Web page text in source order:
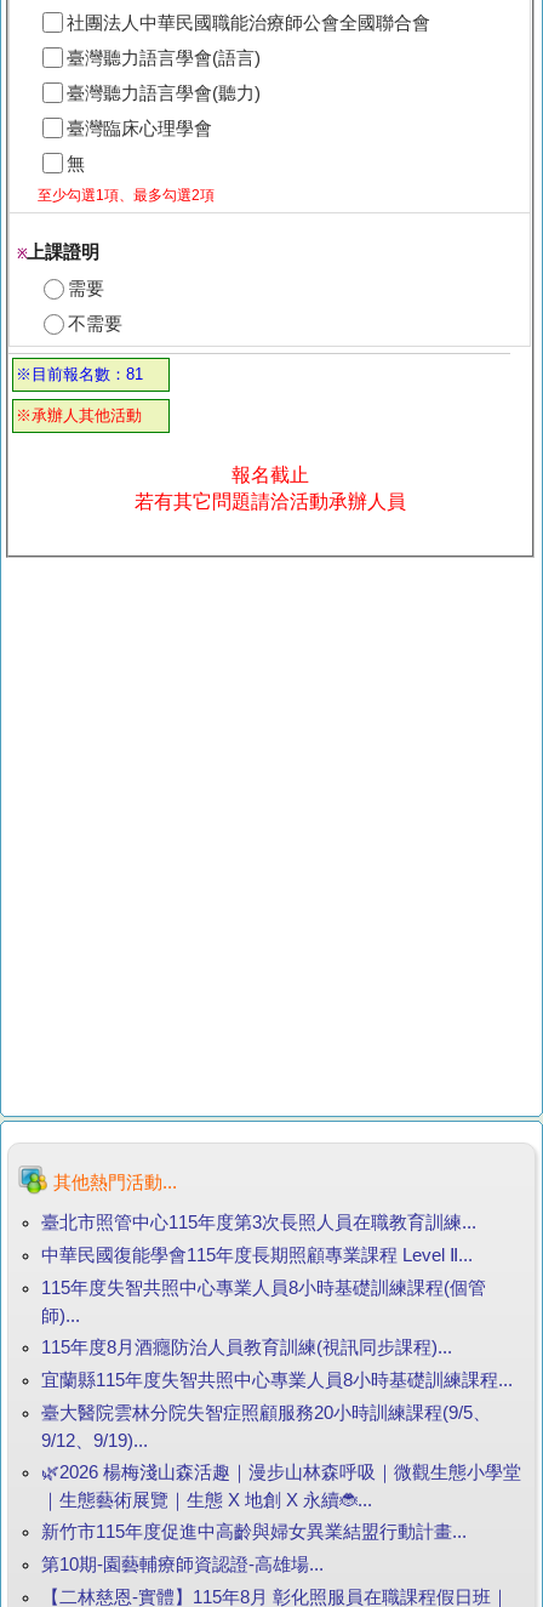
社團法人中華民國職能治療師公會全國聯合會
臺灣聽力語言學會(語言)
臺灣聽力語言學會(聽力)
臺灣臨床心理學會
無
至少勾選1項、最多勾選2項
※上課證明
需要
不需要
※目前報名數：81
※承辦人其他活動
報名截止
若有其它問題請洽活動承辦人員
其他熱門活動...
臺北市照管中心115年度第3次長照人員在職教育訓練...
中華民國復能學會115年度長期照顧專業課程 Level Ⅱ...
115年度失智共照中心專業人員8小時基礎訓練課程(個管
師)...
115年度8月酒癮防治人員教育訓練(視訊同步課程)...
宜蘭縣115年度失智共照中心專業人員8小時基礎訓練課程...
臺大醫院雲林分院失智症照顧服務20小時訓練課程(9/5、
9/12、9/19)...
🌿2026 楊梅淺山森活趣｜漫步山林森呼吸｜微觀生態小學堂
｜生態藝術展覽｜生態 X 地創 X 永續🐞...
新竹市115年度促進中高齡與婦女異業結盟行動計畫...
第10期-園藝輔療師資認證-高雄場...
【二林慈恩-實體】115年8月 彰化照服員在職課程假日班｜